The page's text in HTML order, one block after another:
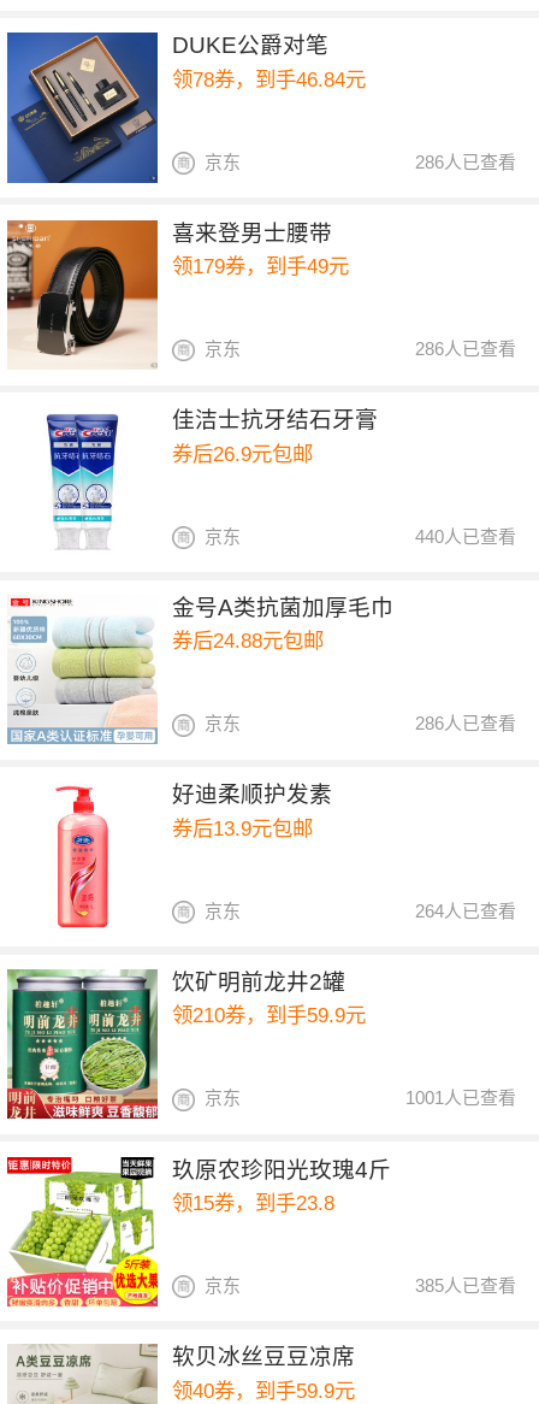
DUKE公爵对笔
领78券，到手46.84元
286人已查看
京东
喜来登男士腰带
领179券，到手49元
286人已查看
京东
佳洁士抗牙结石牙膏
券后26.9元包邮
440人已查看
京东
金号A类抗菌加厚毛巾
券后24.88元包邮
286人已查看
京东
好迪柔顺护发素
券后13.9元包邮
264人已查看
京东
饮矿明前龙井2罐
领210券，到手59.9元
1001人已查看
京东
玖原农珍阳光玫瑰4斤
领15券，到手23.8
385人已查看
京东
软贝冰丝豆豆凉席
领40券，到手59.9元